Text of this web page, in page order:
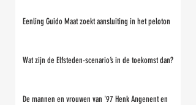
Eenling Guido Maat zoekt aansluiting in het peloton
Wat zijn de Elfsteden-scenario’s in de toekomst dan?
De mannen en vrouwen van '97 Henk Angenent en